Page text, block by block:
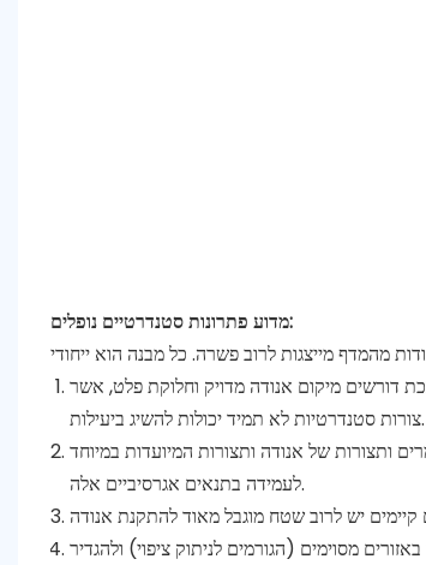
מדוע פתרונות סטנדרטיים נופלים:
דורשים מיקום אנודה מדויק וחלוקת פלט, אשר
צורות סטנדרטיות לא תמיד יכולות להשיג ביעילות.
ותצורות של אנודה ותצורות המיועדות במיוחד
לעמידה בתנאים אגרסיביים אלה.
מסוימים (הגורמים לניתוק ציפוי) ולהגדיר